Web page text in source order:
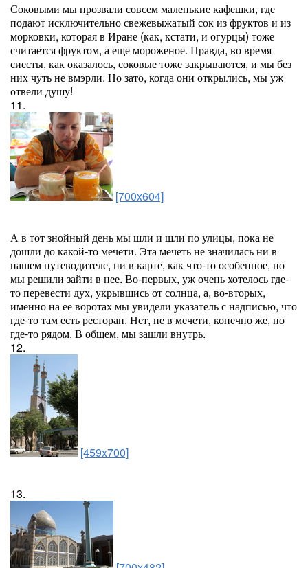
Соковыми мы прозвали совсем маленькие кафешки, где
подают исключительно свежевыжатый сок из фруктов и из
морковки, которая в Иране (как, кстати, и огурцы) тоже
считается фруктом, а еще мороженое. Правда, во время
сиесты, как оказалось, соковые тоже закрываются, и мы без
них чуть не вмэрли. Но зато, когда они открылись, мы уж
отвели душу!
11.
[700x604]
А в тот знойный день мы шли и шли по улицы, пока не
дошли до какой-то мечети. Эта мечеть не значилась ни в
нашем путеводителе, ни в карте, как что-то особенное, но
мы решили зайти в нее. Во-первых, уж очень хотелось где-
то перевести дух, укрывшись от солнца, а, во-вторых,
именно на ее воротах мы увидели указатель с надписью, что
где-то там есть ресторан. Нет, не в мечети, конечно же, но
где-то рядом. В общем, мы зашли внутрь.
12.
[459x700]
13.